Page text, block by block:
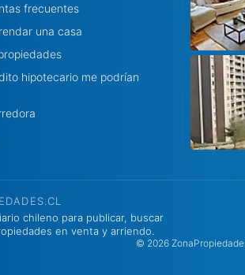
frecuentes
una casa
hipotecario me podrían
chileno para publicar, buscar
en venta y arriendo.
© 2026